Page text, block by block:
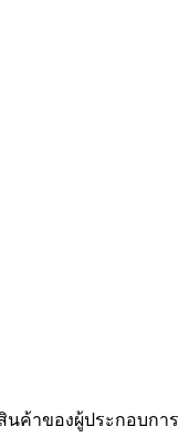
ค้าของผู้ประกอบการ